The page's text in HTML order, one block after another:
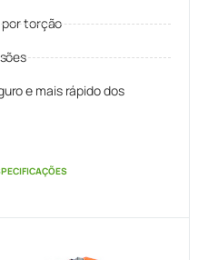
torção
e mais rápido dos